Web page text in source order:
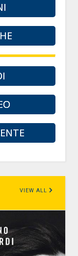
VIEW ALL